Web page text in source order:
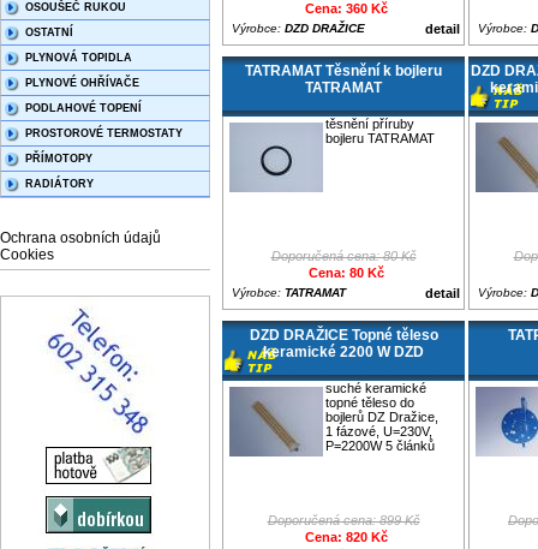
OSOUŠEČ RUKOU
OSTATNÍ
PLYNOVÁ TOPIDLA
PLYNOVÉ OHŘÍVAČE
PODLAHOVÉ TOPENÍ
PROSTOROVÉ TERMOSTATY
PŘÍMOTOPY
RADIÁTORY
Ochrana osobních údajů
Cookies
Cena: 360 Kč
detail
Výrobce: DZD DRAŽICE Výrobce:
TATRAMAT Těsnění k bojleru
TATRAMAT
těsnění příruby
bojleru TATRAMAT
Doporučená cena: 80 Kč
Cena: 80 Kč
detail
Výrobce: TATRAMAT
DZD
Výrobce:
DZD DRAŽICE Topné těleso
keramické 2200 W DZD
suché keramické
topné těleso do
bojlerů DZ Dražice,
1 fázové, U=230V,
P=2200W 5 článků
Doporučená cena: 899 Kč
Cena: 820 Kč